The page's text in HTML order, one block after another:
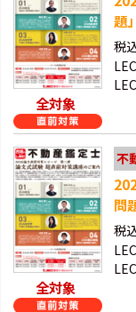
全対象
題
税
全対象
不
問
税